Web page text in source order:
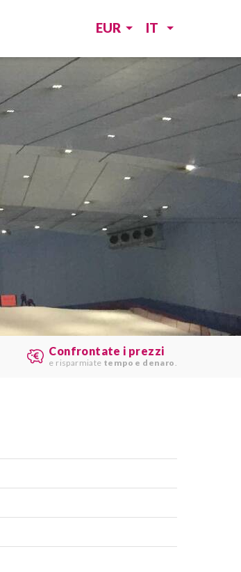
EUR IT
Confrontate i prezzi
e risparmiate tempo e denaro